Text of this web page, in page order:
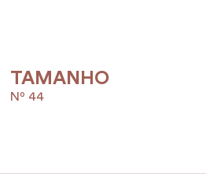
TAMANHO
Nº 44